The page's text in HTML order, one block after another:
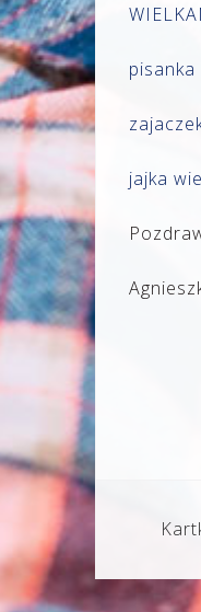
pisanka
jajka